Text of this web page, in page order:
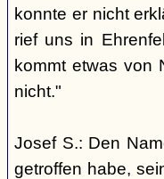
konnte er nicht
rief uns in
kommt etwas von
nicht."
Josef S.: Den
getroffen habe,